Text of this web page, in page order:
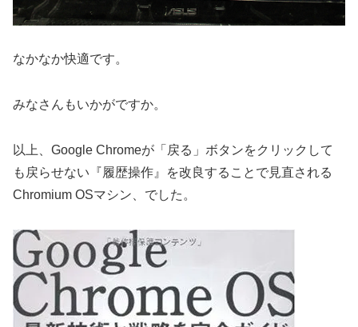
なかなか快適です。
みなさんもいかがですか。
以上、Google Chromeが「戻る」ボタンをクリックして
も戻らせない『履歴操作』を改良することで見直される
Chromium OSマシン、でした。